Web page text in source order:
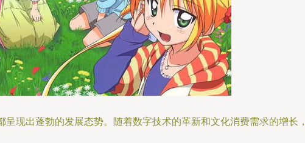
现出蓬勃的发展态势。随着数字技术的革新和文化消费需求的增长